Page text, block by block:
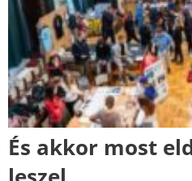
És akkor most